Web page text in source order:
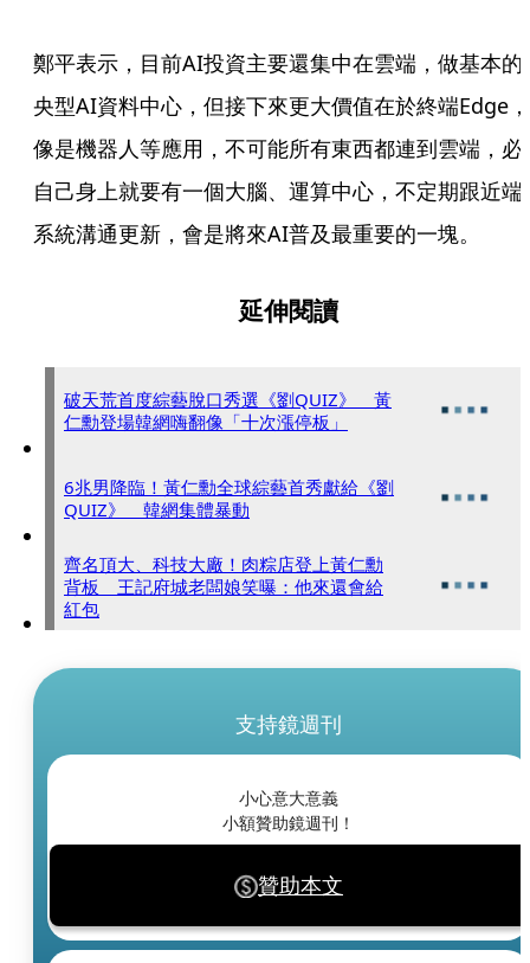
鄭平表示，目前AI投資主要還集中在雲端，做基本的
央型AI資料中心，但接下來更大價值在於終端Edge，
像是機器人等應用，不可能所有東西都連到雲端，必
自己身上就要有一個大腦、運算中心，不定期跟近端
系統溝通更新，會是將來AI普及最重要的一塊。
延伸閱讀
破天荒首度綜藝脫口秀選《劉QUIZ》 黃
仁勳登場韓網嗨翻像「十次漲停板」
6兆男降臨！黃仁勳全球綜藝首秀獻給《劉
QUIZ》 韓網集體暴動
齊名頂大、科技大廠！肉粽店登上黃仁勳
背板 王記府城老闆娘笑曝：他來還會給
紅包
支持鏡週刊
小心意大意義
小額贊助鏡週刊！
贊助本文